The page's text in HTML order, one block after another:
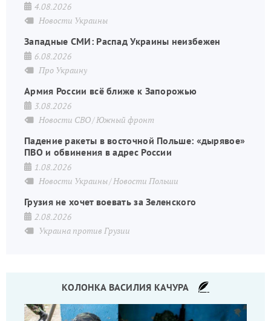
4.08.2026
Новости Украины
Западные СМИ: Распад Украины неизбежен
6.08.2026
Про Украину
Армия России всё ближе к Запорожью
3.08.2026
Новости СВО Южный фронт
Падение ракеты в восточной Польше: «дырявое»
ПВО и обвинения в адрес России
1.08.2026
Новости Украины Новости Польши
Грузия не хочет воевать за Зеленского
2.08.2026
Украина против Грузии
КОЛОНКА ВАСИЛИЯ КАЧУРА